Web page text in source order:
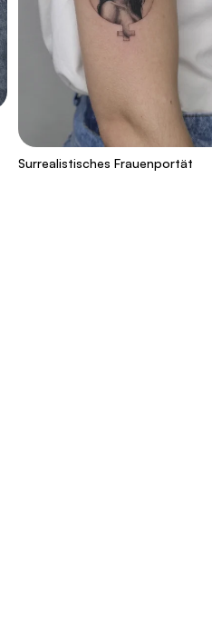
Surrealistisches Frauenportät